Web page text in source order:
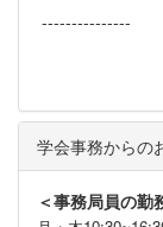
---------------
学会事務からの
＜事務局員の勤